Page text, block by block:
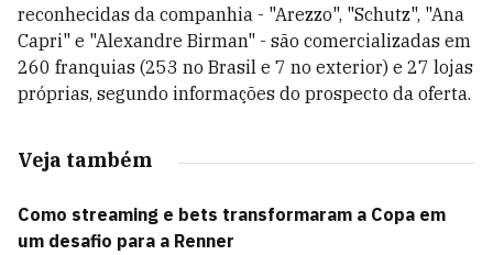
reconhecidas da companhia - "Arezzo", "Schutz", "Ana
Capri" e "Alexandre Birman" - são comercializadas em
260 franquias (253 no Brasil e 7 no exterior) e 27 lojas
próprias, segundo informações do prospecto da oferta.
Veja também
Como streaming e bets transformaram a Copa em
um desafio para a Renner